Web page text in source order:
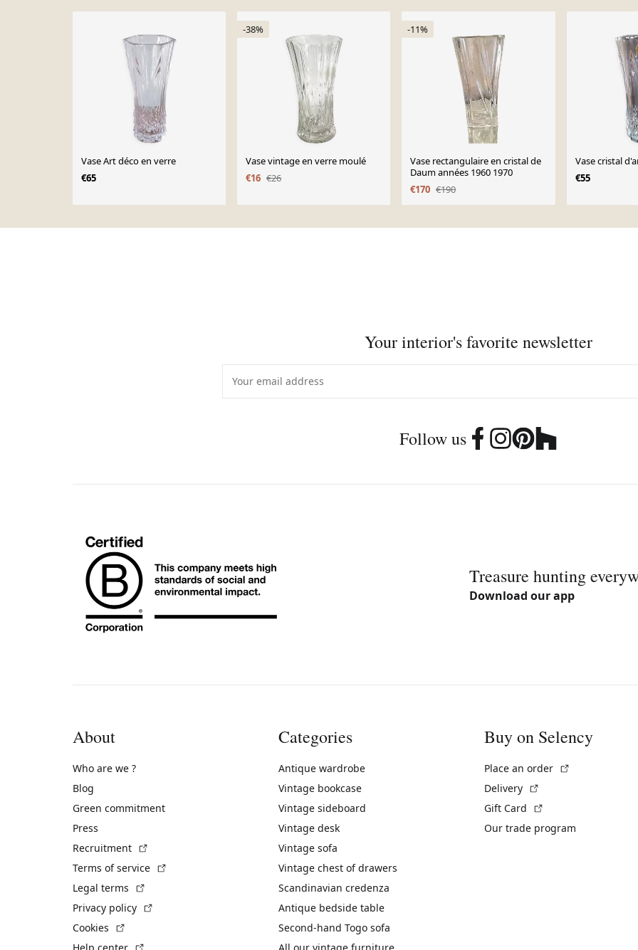
Vase Art déco en verre
€65
-38%
Vase vintage en verre moulé
€16 €26
-11%
Vase rectangulaire en cristal de
Daum années 1960 1970
€170 €190
Vase cristal
€55
Your interior's favorite newsletter
Follow us
Treasure hunting
Download our app
About
Who are we ?
Blog
Green commitment
Press
Recruitment
Terms of service
Legal terms
Privacy policy
Cookies
Help center
Categories
Antique wardrobe
Vintage bookcase
Vintage sideboard
Vintage desk
Vintage sofa
Vintage chest of drawers
Scandinavian credenza
Antique bedside table
Second-hand Togo sofa
All our vintage furniture
Buy on Selency
Place an order
Delivery
Gift Card
Our trade program